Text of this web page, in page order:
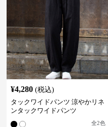
¥4,280 (税込)
タックワイドパンツ 涼やかリネ
ンタックワイドパンツ
全2色